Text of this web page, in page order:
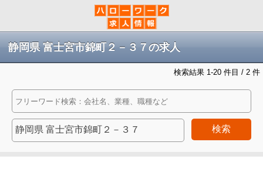
静岡県 富士宮市錦町２－３７の求人
検索結果 1-20 件目 / 2 件
検索